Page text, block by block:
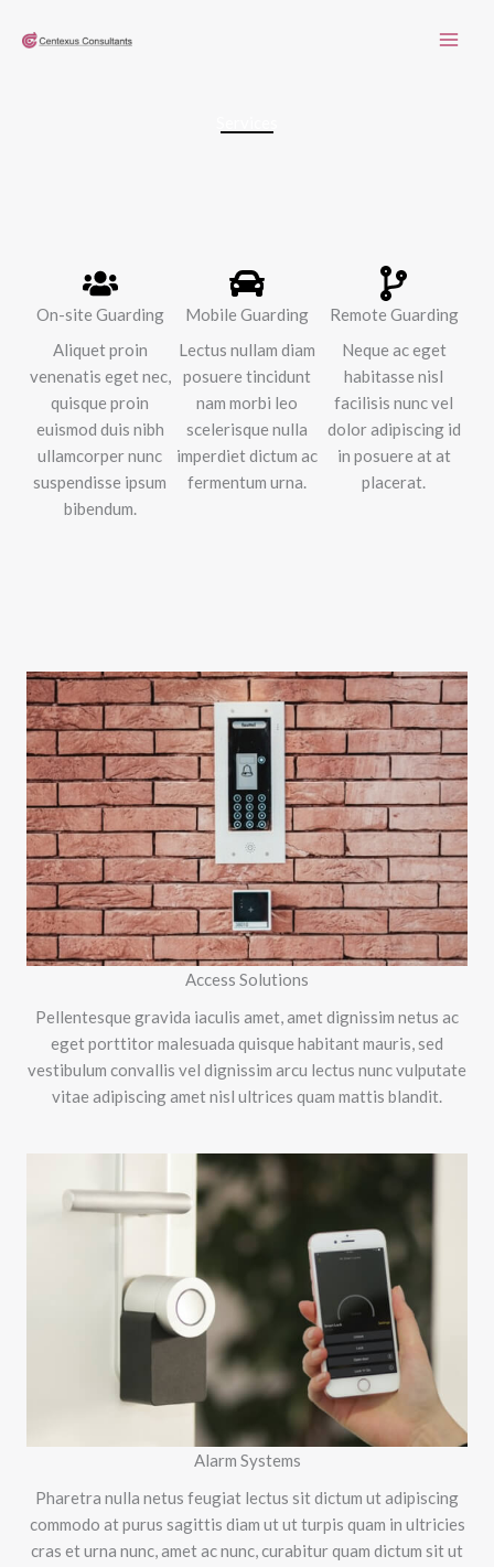
On-site Guarding
Aliquet proin
venenatis eget nec,
quisque proin
euismod duis nibh
ullamcorper nunc
suspendisse ipsum
bibendum.
Mobile Guarding
Lectus nullam diam
posuere tincidunt
nam morbi leo
scelerisque nulla
imperdiet dictum ac
fermentum urna.
Remote Guarding
Neque ac eget
habitasse nisl
facilisis nunc vel
dolor adipiscing id
in posuere at at
placerat.
Access Solutions
Pellentesque gravida iaculis amet, amet dignissim netus ac
eget porttitor malesuada quisque habitant mauris, sed
vestibulum convallis vel dignissim arcu lectus nunc vulputate
vitae adipiscing amet nisl ultrices quam mattis blandit.
Alarm Systems
Pharetra nulla netus feugiat lectus sit dictum ut adipiscing
commodo at purus sagittis diam ut ut turpis quam in ultricies
cras et urna nunc, amet ac nunc, curabitur quam dictum sit ut